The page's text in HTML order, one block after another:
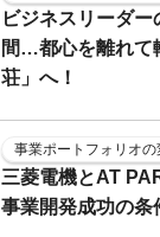
ビジネスリーダ
間…都心を離れて
荘」へ！
事業ポートフォリオ
三菱電機とAT
事業開発成功の条